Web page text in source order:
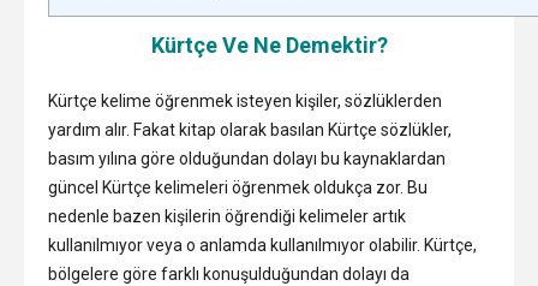
Kürtçe Ve Ne Demektir?
Kürtçe kelime öğrenmek isteyen kişiler, sözlüklerden
yardım alır. Fakat kitap olarak basılan Kürtçe sözlükler,
basım yılına göre olduğundan dolayı bu kaynaklardan
güncel Kürtçe kelimeleri öğrenmek oldukça zor. Bu
nedenle bazen kişilerin öğrendiği kelimeler artık
kullanılmıyor veya o anlamda kullanılmıyor olabilir. Kürtçe,
bölgelere göre farklı konuşulduğundan dolayı da